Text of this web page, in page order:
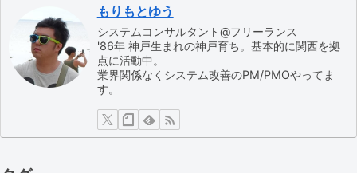
もりもとゆう
システムコンサルタント@フリーランス
'86年 神戸生まれの神戸育ち。基本的に関西を拠
点に活動中。
業界関係なくシステム改善のPM/PMOやってま
す。